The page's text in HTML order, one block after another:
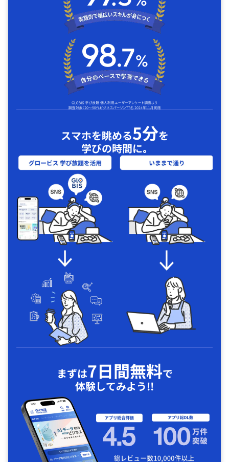
スマホを眺める5分を
学びの時間に｡
まずは7日間無料で
体験してみよう!!